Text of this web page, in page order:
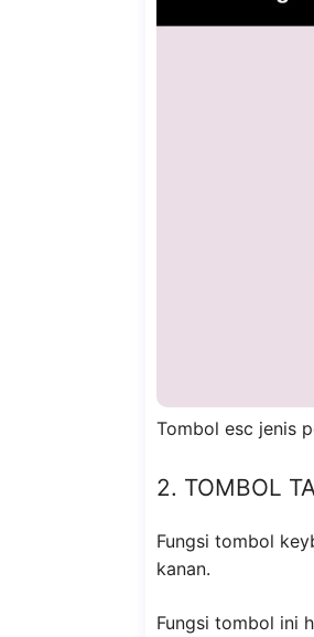
Tombol esc jenis
2. TOMBOL
Fungsi tombol
kanan.
Fungsi tombol ini